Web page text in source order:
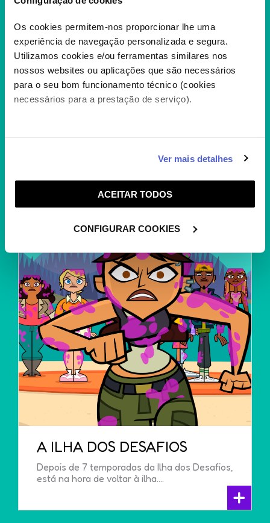
Os cookies permitem-nos proporcionar lhe uma
experiência de navegação personalizada e segura.
Utilizamos cookies e/ou ferramentas similares nos
nossos websites ou aplicações que são necessários
para o seu bom funcionamento técnico (cookies
necessários para a prestação de serviço).
este serviço às suas preferências e apresentar-lhe
funcionalidades (cookies de personalização e
funcionalidade) e adaptar anúncios aos seus interesses
(cookies de publicidade personalizada). Pode gerir a
Cookies".
Ver mais detalhes
ACEITAR TODOS
CONFIGURAR COOKIES
DRAGÕES – OS NOVE
REINOS
+
A ILHA DOS DESAFIOS
Depois de 7 temporadas da Ilha dos Desafios,
está na hora de voltar à ilha....
+